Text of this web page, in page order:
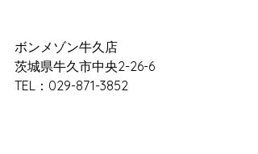
ボンメゾン牛久店
茨城県牛久市中央2-26-6
TEL：029-871-3852